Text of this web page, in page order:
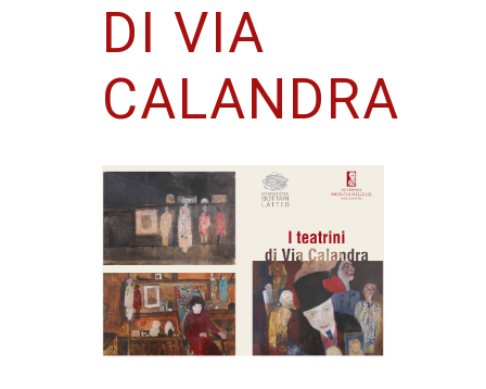
DI VIA
CALANDRA